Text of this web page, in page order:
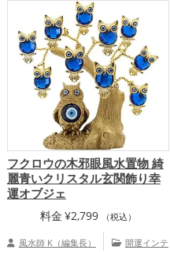
家庭運・家族運アップ
運・全体運アップ
フクロウの木邪眼風水置物 綺
麗青いクリスタル玄関飾り幸
運オブジェ
料金 ¥2,799 （税込）
風水師 K（編集長）
開運インテ